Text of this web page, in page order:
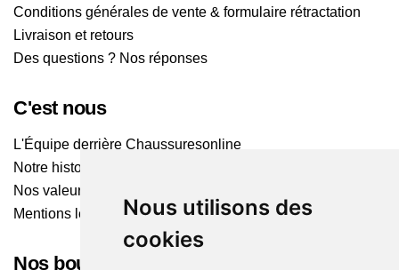
Nous utilisons des
cookies
Conditions générales de vente & formulaire rétractation
Livraison et retours
Des questions ? Nos réponses
C'est nous
L'Équipe derrière Chaussuresonline
Notre histoire
Nos valeurs
Mentions légales
Nos boutiques